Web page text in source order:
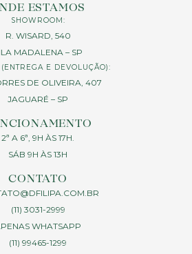
ESTAMOS
SHOWROOM:
R. WISARD, 540
MADALENA – SP
E DEVOLUÇÃO):
DE OLIVEIRA, 407
JAGUARÉ – SP
2ª A 6ª, 9H ÀS 17H.
SÁB 9H ÀS 13H
CONTATO
(11) 3031-2999
WHATSAPP
(11) 99465-1299